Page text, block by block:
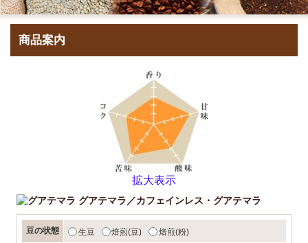
商品案内
拡大表示
グアテマラ／カフェインレス・グアテマラ
豆の状態 生豆 焙煎(豆) 焙煎(粉)